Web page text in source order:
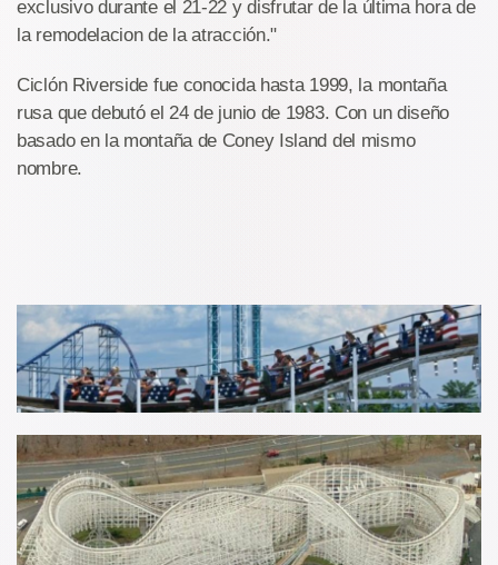
exclusivo durante el 21-22 y disfrutar de la última hora de
la remodelacion de la atracción."
Ciclón Riverside fue conocida hasta 1999, la montaña
rusa que debutó el 24 de junio de 1983. Con un diseño
basado en la montaña de Coney Island del mismo
nombre.